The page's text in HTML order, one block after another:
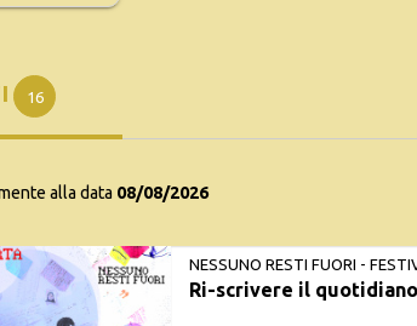
16
alla data 08/08/2026
NESSUNO RESTI FUORI -
E PERSONE
Ri-scrivere il quotidiano